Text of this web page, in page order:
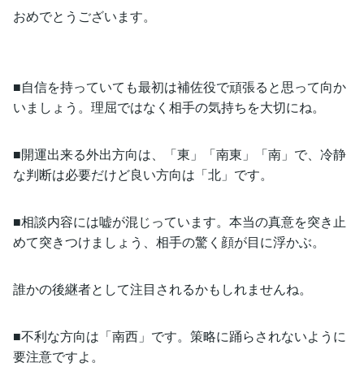
おめでとうございます。
■自信を持っていても最初は補佐役で頑張ると思って向か
いましょう。理屈ではなく相手の気持ちを大切にね。
■開運出来る外出方向は、「東」「南東」「南」で、冷静
な判断は必要だけど良い方向は「北」です。
■相談内容には嘘が混じっています。本当の真意を突き止
めて突きつけましょう、相手の驚く顔が目に浮かぶ。
誰かの後継者として注目されるかもしれませんね。
■不利な方向は「南西」です。策略に踊らされないように
要注意ですよ。